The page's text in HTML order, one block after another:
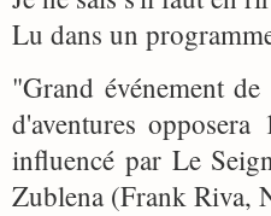
Lu dans un
"Grand événement
d'aventures
influencé par Le
Zublena (Frank Riva,